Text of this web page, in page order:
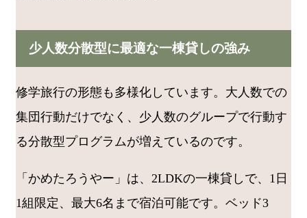
少人数分散型に最適な一棟貸しの強み
修学旅行の形態も多様化しています。大人数での
集団行動だけでなく、少人数のグループで行動す
る分散型プログラムが増えているのです。
「かめたろうやー」は、2LDKの一棟貸しで、1日
1組限定、最大6名まで宿泊可能です。ベッド3